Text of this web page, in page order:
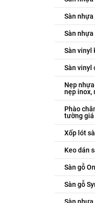
Sàn
Sàn
Sàn vinyl
Sàn vinyl
Nẹp
nẹp inox,
Phào
tường giá
Xốp lót
Keo dán
Sàn gỗ
Sàn gỗ